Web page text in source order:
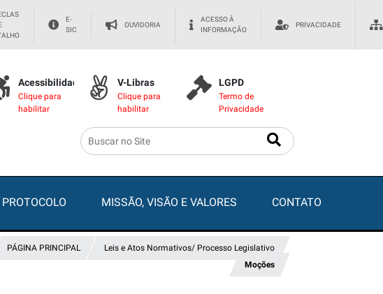
E-
SIC
OUVIDORIA
ACESSO À
INFORMAÇÃO
PRIVACIDADE
Acessibilidade
Clique para
habilitar
V-Libras
Clique para
habilitar
LGPD
Termo de
Privacidade
PROTOCOLO MISSÃO, VISÃO E VALORES CONTATO
PÁGINA PRINCIPAL
Leis e Atos Normativos/ Processo Legislativo
Moções